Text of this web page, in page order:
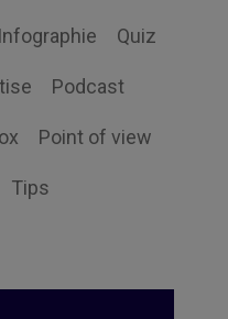
Infographie Quiz
Podcast
Point of view
Tips